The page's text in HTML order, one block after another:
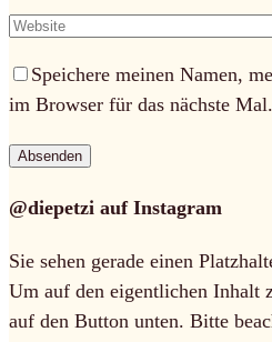
Speichere meinen Namen,
im Browser für das nächste Mal.
@diepetzi auf Instagram
Sie sehen gerade einen
Um auf den eigentlichen Inhalt
auf den Button unten. Bitte